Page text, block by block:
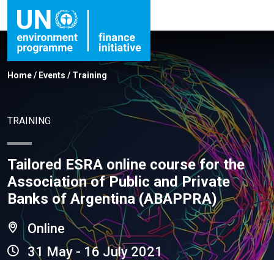
Home/ Events / Training
TRAINING
Tailored ESRA online course for the
Association of Public and Private
Banks of Argentina (ABAPPRA)
Online
31 May - 16 July 2021